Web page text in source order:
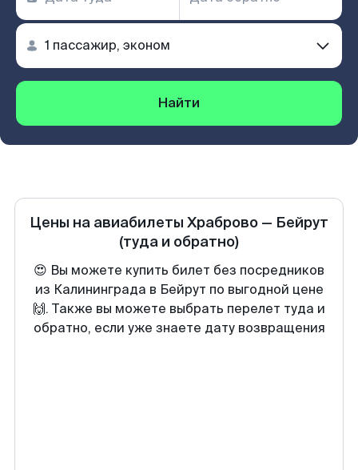
Найти
Цены на авиабилеты Храброво — Бейрут
(туда и обратно)
😍 Вы можете купить билет без посредников
из Калининграда в Бейрут по выгодной цене
🙌. Также вы можете выбрать перелет туда и
обратно, если уже знаете дату возвращения